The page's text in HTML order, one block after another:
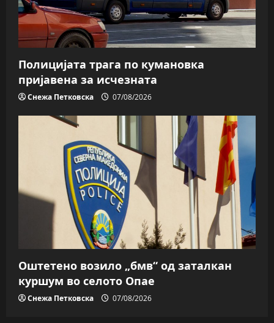
Полицијата трага пo кумановка
пријавена за исчезната
Снежа Петковска 07/08/2026
Оштетено возило „бмв“ од заталкан
куршум во селото Опае
Снежа Петковска 07/08/2026